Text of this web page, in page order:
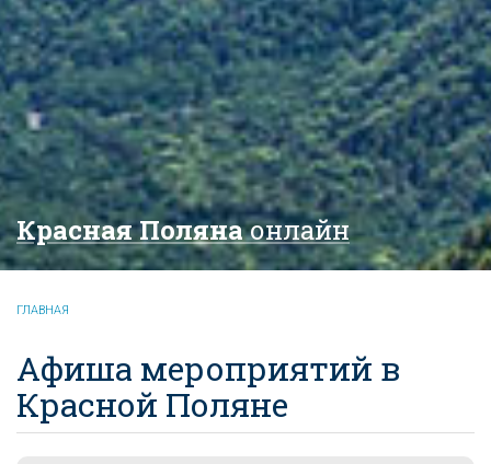
Красная Полянаонлайн
ГЛАВНАЯ
Афиша мероприятий в
Красной Поляне